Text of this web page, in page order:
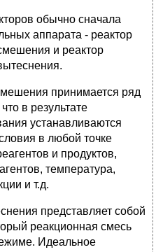
обычно сначала
аппарата - реактор
и реактор
принимается ряд
в результате
устанавливаются
в любой точке
и продуктов,
температура,
и т.д.
представляет собой
реакционная смесь
Идеальное